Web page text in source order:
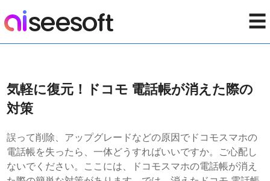
☰
気軽に復元！ドコモ 電話帳が消えた際の
対策
誤って削除、アップグレードなどの原因でドコモスマホの
電話帳を失ったら、一体どうすればいいですか。ご心配し
ないでください。ここには、ドコモスマホの電話帳が消え